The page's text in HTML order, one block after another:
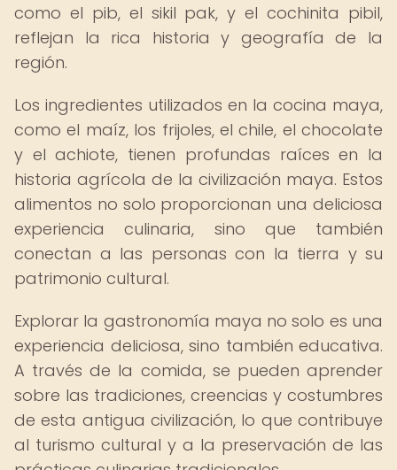
como el pib, el sikil pak, y el cochinita pibil,
reflejan la rica historia y geografía de la
región.
Los ingredientes utilizados en la cocina maya,
como el maíz, los frijoles, el chile, el chocolate
y el achiote, tienen profundas raíces en la
historia agrícola de la civilización maya. Estos
alimentos no solo proporcionan una deliciosa
experiencia culinaria, sino que también
conectan a las personas con la tierra y su
patrimonio cultural.
Explorar la gastronomía maya no solo es una
experiencia deliciosa, sino también educativa.
A través de la comida, se pueden aprender
sobre las tradiciones, creencias y costumbres
de esta antigua civilización, lo que contribuye
al turismo cultural y a la preservación de las